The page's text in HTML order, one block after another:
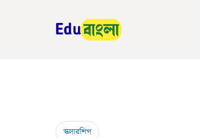
স্কলারশিপ